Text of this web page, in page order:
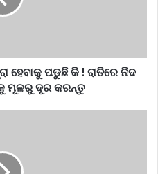
ହେବାକୁ ପଡୁଛି କି ! ରାତିରେ ନିଦ
ମୂଳରୁ ଦୂର କରନ୍ତୁ